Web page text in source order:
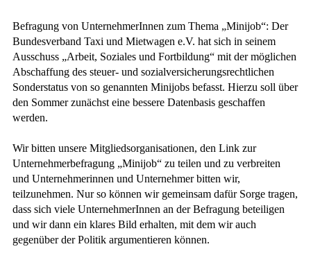
Befragung von UnternehmerInnen zum Thema „Minijob“: Der
Bundesverband Taxi und Mietwagen e.V. hat sich in seinem
Ausschuss „Arbeit, Soziales und Fortbildung“ mit der möglichen
Abschaffung des steuer- und sozialversicherungsrechtlichen
Sonderstatus von so genannten Minijobs befasst. Hierzu soll über
den Sommer zunächst eine bessere Datenbasis geschaffen
werden.
Wir bitten unsere Mitgliedsorganisationen, den Link zur
Unternehmerbefragung „Minijob“ zu teilen und zu verbreiten
und Unternehmerinnen und Unternehmer bitten wir,
teilzunehmen. Nur so können wir gemeinsam dafür Sorge tragen,
dass sich viele UnternehmerInnen an der Befragung beteiligen
und wir dann ein klares Bild erhalten, mit dem wir auch
gegenüber der Politik argumentieren können.